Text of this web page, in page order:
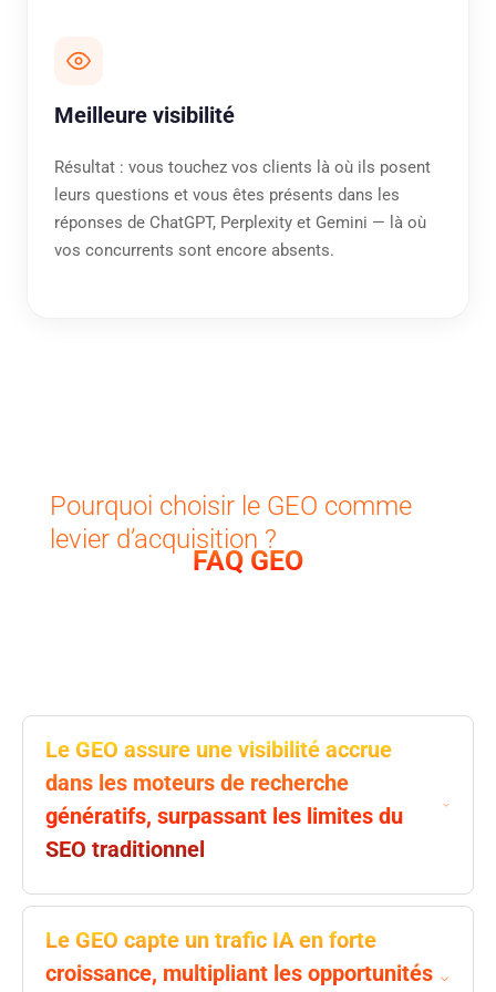
Meilleure visibilité
Résultat : vous touchez vos clients là où ils posent
leurs questions et vous êtes présents dans les
réponses de ChatGPT, Perplexity et Gemini — là où
vos concurrents sont encore absents.
Pourquoi choisir le GEO comme
levier d’acquisition ?
FAQ GEO
Le GEO assure une visibilité accrue
dans les moteurs de recherche
génératifs, surpassant les limites du
SEO traditionnel
L’écart entre les sources citées par les IA et celles du
top 10 Google ne cesse de se creuser : le
chevauchement est tombé de 70 % à moins de 20 %
Le GEO capte un trafic IA en forte
croissance, multipliant les opportunités